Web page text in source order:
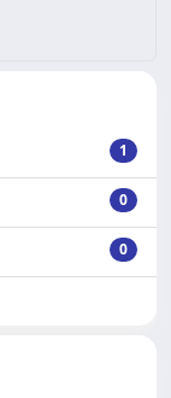
1
0
0